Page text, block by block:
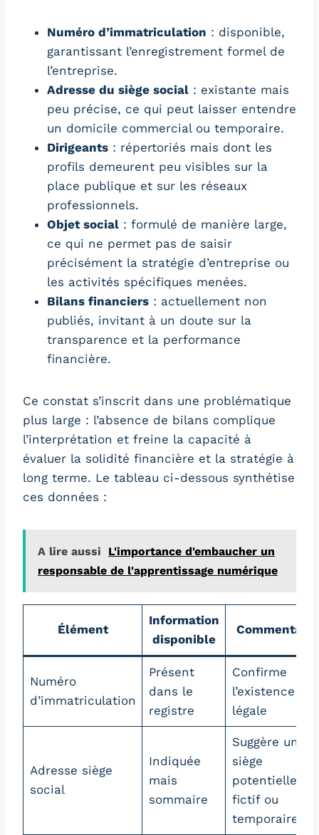
Numéro d’immatriculation : disponible,
garantissant l’enregistrement formel de
l’entreprise.
Adresse du siège social : existante mais
peu précise, ce qui peut laisser entendre
un domicile commercial ou temporaire.
Dirigeants : répertoriés mais dont les
profils demeurent peu visibles sur la
place publique et sur les réseaux
professionnels.
Objet social : formulé de manière large,
ce qui ne permet pas de saisir
précisément la stratégie d’entreprise ou
les activités spécifiques menées.
Bilans financiers : actuellement non
publiés, invitant à un doute sur la
transparence et la performance
financière.
Ce constat s’inscrit dans une problématique
plus large : l’absence de bilans complique
l’interprétation et freine la capacité à
évaluer la solidité financière et la stratégie à
long terme. Le tableau ci-dessous synthétise
ces données :
A lire aussi
L'importance d'embaucher un
responsable de l'apprentissage numérique
Élément
Information
disponible
Numéro
d’immatriculation
Présent
dans le
registre
Confirme
l’existence
légale
Adresse siège
social
Indiquée
mais
sommaire
Suggère un
siège
fictif ou
temporaire